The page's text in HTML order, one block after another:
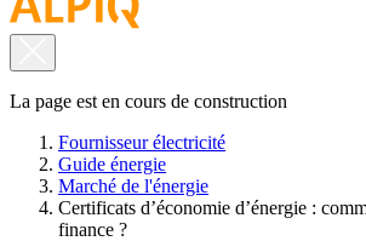
La page est en cours de construction
Fournisseur électricité
Guide énergie
Marché de l'énergie
Certificats d’économie d’énergie :
finance ?